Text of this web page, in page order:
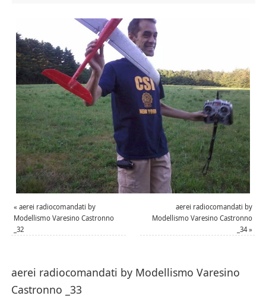
« aerei radiocomandati by
Modellismo Varesino Castronno
_32
aerei radiocomandati by
Modellismo Varesino Castronno
_34»
aerei radiocomandati by Modellismo Varesino
Castronno _33